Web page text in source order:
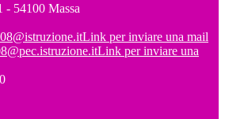
- 54100 Massa
Link per inviare una mail
Link per inviare una